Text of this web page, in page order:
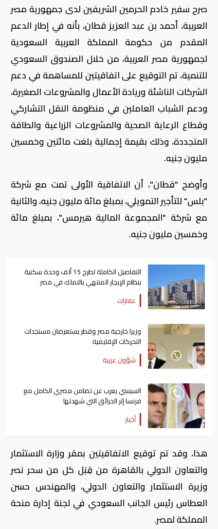
صرح سفير خادم الحرمين الشريفين لدى جمهورية مصر
العربية، أحمد بن عبد العزيز قطان، بأنه في إطار الدعم
المقدم من حكومة المملكة العربية السعودية
لجمهورية مصر العربية، من خلال الصندوق السعودي
للتنمية، تم التوقيع على اتفاقيتين للمساهمة في دعم
الشركات الناشئة وريادة الأعمال والمشروعات الصغيرة،
ودعم الشباب العاملين في منظومة النقل التشاركي
وقطاع الرعاية الصحية والمشروعات الزراعية والطاقة
المتجددة، وذلك بقيمة إجمالية بلغت مائتين وخمسين
مليون جنيه.
وأوضح "قطان"، أن الاتفاقية الأولى تمت مع شركة
"بلس" للتأجير التمويلي، بمبلغ مائة مليون جنيه، والثانية
مع شركة "المجموعة المالية هيرمس"، بمبلغ مائة
وخمسين مليون جنيه.
التفاصيل الكاملة لطرح 15 ألف وحدة سكنية
بنظام الإيجار المنتهي بالتملك في مصر
عقارات
وزيرا خارجية مصر وقطر يستعرضان مستجدات
التحركات الإقليمية
شؤون عربية
السيسي يعرب عن تضامن مصري الكامل مع
فرنسا إثر الحرائق التي شهدتها
أخبار
هذا، وقد تم توقيع الاتفاقيتين بمقر وزارة الاستثمار
والتعاون الدولي بالقاهرة من قِبَل كل من سحر نصر
وزيرة الاستثمار والتعاون الدولي، والمهندس حسن
العطاس رئيس الجانب السعودي في لجنة إدارة منحة
المملكة لمصر.